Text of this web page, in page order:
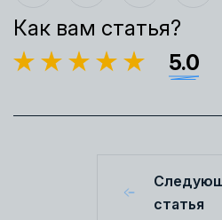
Как вам статья?
5.0
статья